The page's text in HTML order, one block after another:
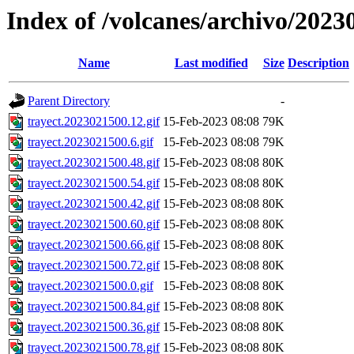
Index of /volcanes/archivo/
Name Last modified Size Description
Parent Directory
-
trayect.2023021500.12.gif 15-Feb-2023 08:08 79K
trayect.2023021500.6.gif
15-Feb-2023 08:08 79K
trayect.2023021500.48.gif 15-Feb-2023 08:08 80K
trayect.2023021500.54.gif 15-Feb-2023 08:08 80K
trayect.2023021500.42.gif 15-Feb-2023 08:08 80K
trayect.2023021500.60.gif 15-Feb-2023 08:08 80K
trayect.2023021500.66.gif 15-Feb-2023 08:08 80K
trayect.2023021500.72.gif 15-Feb-2023 08:08 80K
trayect.2023021500.0.gif
15-Feb-2023 08:08 80K
trayect.2023021500.84.gif 15-Feb-2023 08:08 80K
trayect.2023021500.36.gif 15-Feb-2023 08:08 80K
trayect.2023021500.78.gif 15-Feb-2023 08:08 80K